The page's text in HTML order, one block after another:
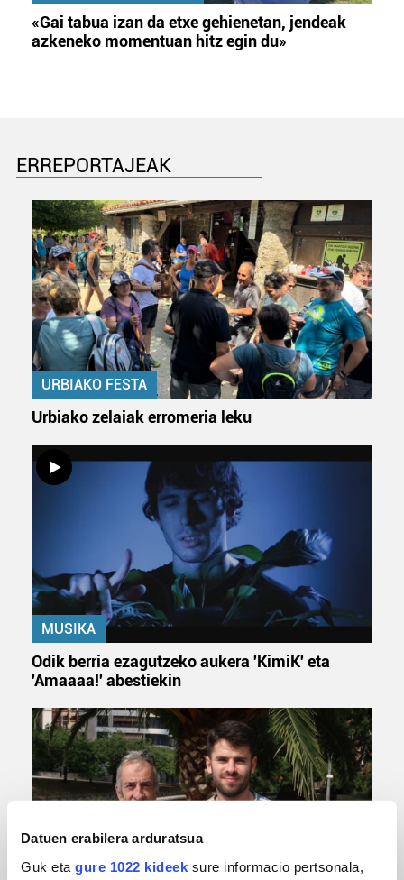
Datuen erabilera arduratsua
Guk eta gure 1022 kideek sure informacio pertsonala,
«Gai tabua izan da etxe gehienetan, jendeak
azkeneko momentuan hitz egin du»
ERREPORTAJEAK
URBIAKO FESTA
Urbiako zelaiak erromeria leku
MUSIKA
Odik berria ezagutzeko aukera 'KimiK' eta
'Amaaaa!' abestiekin